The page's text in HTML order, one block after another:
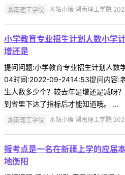
湖南理工学院 本站小编 湖南理工学院
小学教育专业招生计划人数小学
增还是
提问问题:小学教育专业招生计划人数
04时间:2022-09-2414:53提问内容:
生人数多少个？较去年是增还是减呀
到省里下达了指标后才能知道哦。 ...
湖南理工学院 本站小编 湖南理工学院
报考点是一名在新疆上学的应届
地衡阳